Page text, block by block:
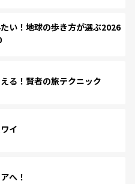
い！地球の歩き方が選ぶ2026
る！賢者の旅テクニック
イ
へ！